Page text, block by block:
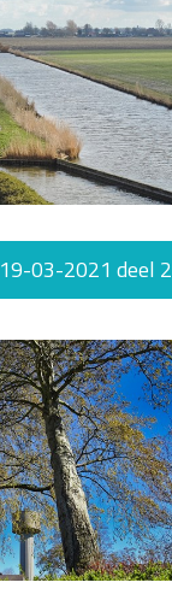
19-03-2021 deel 2